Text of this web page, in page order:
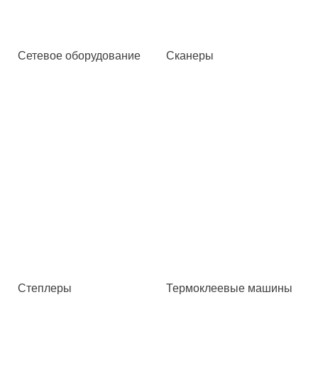
Сетевое оборудование Сканеры
Степлеры Термоклеевые машины